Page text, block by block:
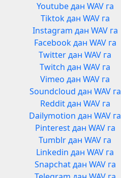
Youtube дан WAV га
Tiktok дан WAV га
Instagram дан WAV га
Facebook дан WAV га
Twitter дан WAV га
Twitch дан WAV га
Vimeo дан WAV га
Soundcloud дан WAV га
Reddit дан WAV га
Dailymotion дан WAV га
Pinterest дан WAV га
Tumblr дан WAV га
Linkedin дан WAV га
Snapchat дан WAV га